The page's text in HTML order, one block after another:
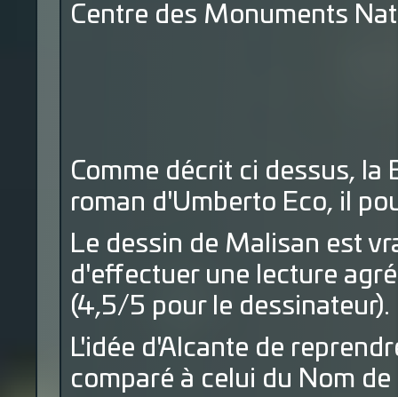
Centre des Monuments
Comme décrit ci dessus, la
roman d'Umberto Eco, il
Le dessin de Malisan est
d'effectuer une lecture
(4,5/5 pour le dessinateur).
L'idée d'Alcante de
comparé à celui du Nom